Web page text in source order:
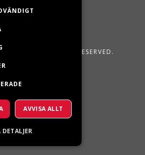
2026. ALL RIGHTS RESERVED.
CMS
AVVISA ALLT
DETALJER